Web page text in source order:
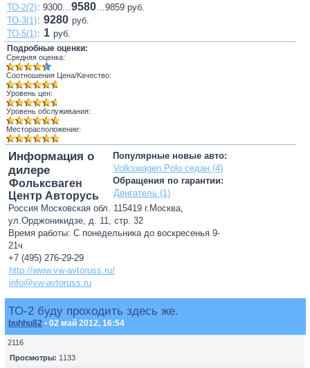
ТО-2(2): 9300...9580...9859 руб.
ТО-3(1): 9280 руб.
ТО-5(1): 1 руб.
Подробные оценки:
Средняя оценка:
Соотношения Цена/Качество:
Уровень цен:
Уровень обслуживания:
Месторасположение:
Популярные новые авто:
Volkswagen Polo седан (4)
Обращения по гарантии:
Двигатель (1)
Информация о
дилере
Фольксваген
Центр Авторусь
Россия Московская обл. 115419 г.Москва,
ул.Орджоникидзе, д. 11, стр. 32
Время работы: С понедельника до воскресенья 9-
21ч
+7 (495) 276-29-29
http://www.vw-avtoruss.ru/
info@vw-avtoruss.ru
ТО-2 буду проходить здесь же.
buhhu82 • 02 май 2012, 16:54
2116
Просмотры: 1133